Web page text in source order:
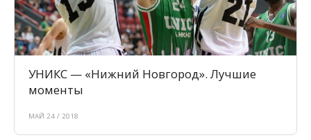
УНИКС — «Нижний Новгород». Лучшие
моменты
МАЙ 24 / 2018